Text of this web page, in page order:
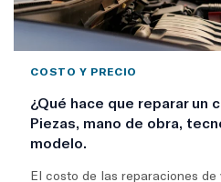
COSTO Y PRECIO
¿Qué hace que reparar un
Piezas, mano de obra,
modelo.
El costo de las reparaciones de